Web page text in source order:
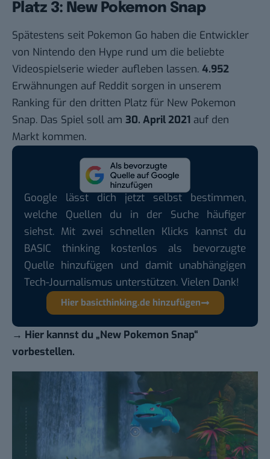
Platz 3: New Pokemon Snap
Spätestens seit Pokemon Go haben die Entwickler
von Nintendo den Hype rund um die beliebte
Videospielserie wieder aufleben lassen. 4.952
Erwähnungen auf Reddit sorgen in unserem
Ranking für den dritten Platz für New Pokemon
Snap. Das Spiel soll am 30. April 2021 auf den
Markt kommen.
Google lässt dich jetzt selbst bestimmen,
welche Quellen du in der Suche häufiger
siehst. Mit zwei schnellen Klicks kannst du
BASIC thinking kostenlos als bevorzugte
Quelle hinzufügen und damit unabhängigen
Tech-Journalismus unterstützen. Vielen Dank!
Hier basicthinking.de hinzufügen
→ Hier kannst du „New Pokemon Snap“
vorbestellen.